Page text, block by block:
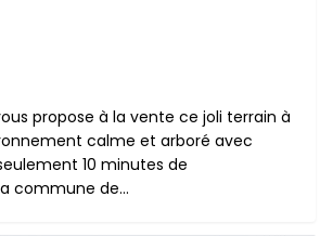
propose à la vente ce joli terrain à
calme et arboré avec
10 minutes de
la commune de...